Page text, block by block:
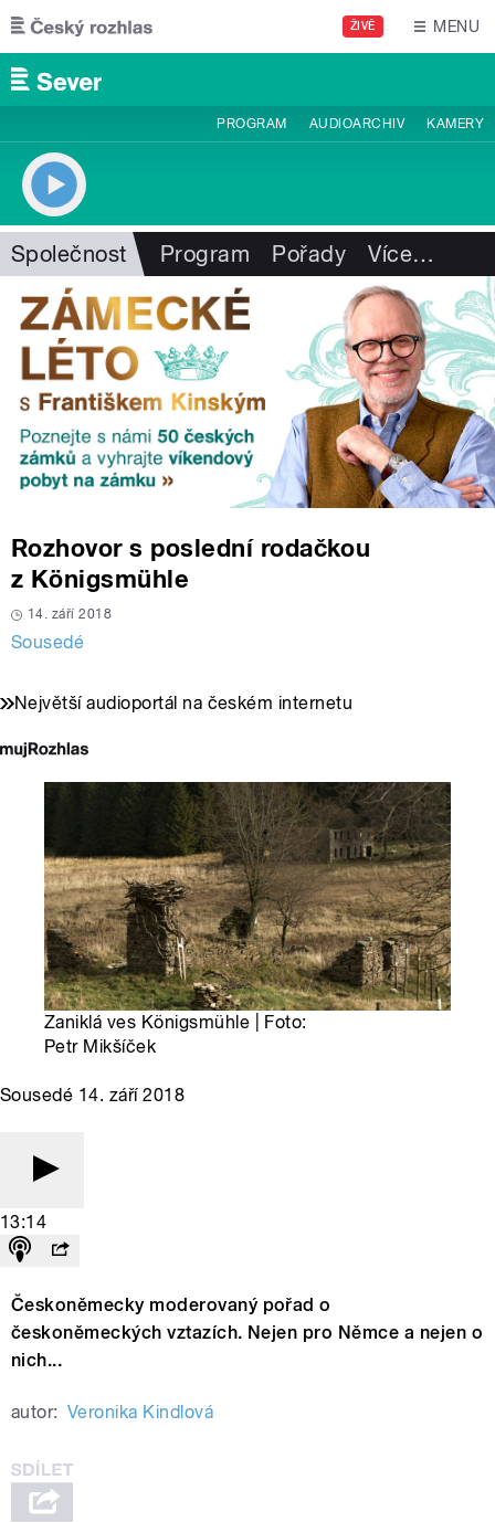
Přejít k hlavnímu obsahu
ŽIVĚ MENU
PROGRAM AUDIOARCHIV KAMERY
Společnost Program Pořady Více…
Rozhovor s poslední rodačkou
z Königsmühle
14. září 2018
Sousedé
Největší audioportál na českém internetu
Zaniklá ves Königsmühle | Foto:
Petr Mikšíček
Sousedé 14. září 2018
13:14
Českoněmecky moderovaný pořad o
českoněmeckých vztazích. Nejen pro Němce a nejen o
nich...
autor: Veronika Kindlová